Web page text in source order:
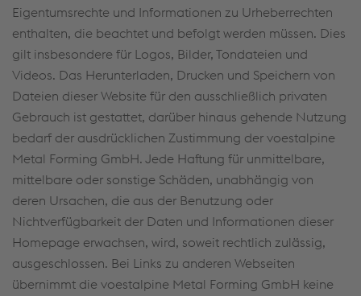
Eigentumsrechte und Informationen zu Urheberrechten
enthalten, die beachtet und befolgt werden müssen. Dies
gilt insbesondere für Logos, Bilder, Tondateien und
Videos. Das Herunterladen, Drucken und Speichern von
Dateien dieser Website für den ausschließlich privaten
Gebrauch ist gestattet, darüber hinaus gehende Nutzung
bedarf der ausdrücklichen Zustimmung der voestalpine
Metal Forming GmbH. Jede Haftung für unmittelbare,
mittelbare oder sonstige Schäden, unabhängig von
deren Ursachen, die aus der Benutzung oder
Nichtverfügbarkeit der Daten und Informationen dieser
Homepage erwachsen, wird, soweit rechtlich zulässig,
ausgeschlossen. Bei Links zu anderen Webseiten
übernimmt die voestalpine Metal Forming GmbH keine